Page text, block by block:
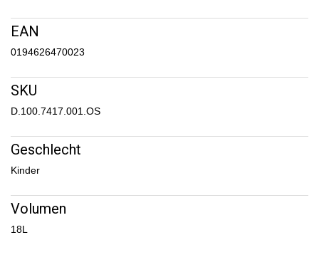
EAN
0194626470023
SKU
D.100.7417.001.OS
Geschlecht
Kinder
Volumen
18L